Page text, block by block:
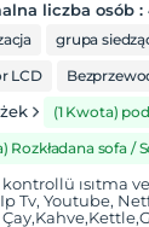
dla
dla
liczba osób :
grupa
LCD
(1 Kwota)
Rozkładana sofa /
ısıtma
Ip Tv, Youtube,